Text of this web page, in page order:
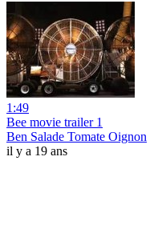
1:49
Bee movie trailer 1
Ben Salade Tomate Oignon
il y a 19 ans